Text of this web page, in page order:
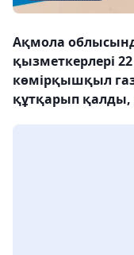
Ақмола
қызметкерлері
көмірқышқыл
құтқарып қалды,